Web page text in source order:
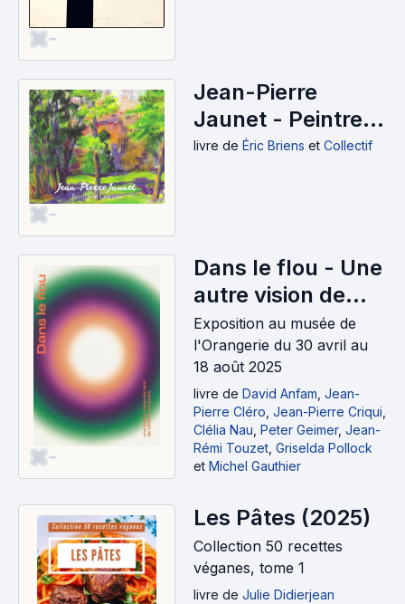
-
-
Jean-Pierre
Jaunet - Peintre
du Cotentin
livre de Éric Briens et Collectif
-
Dans le flou - Une
autre vision de
l'art de 1945 à nos
jours (2025)
Exposition au musée de
l'Orangerie du 30 avril au
18 août 2025
livre de David Anfam Jean-
Pierre Cléro Jean-Pierre Criqui
Clélia Nau Peter Geimer, Jean-
Rémi Touzet Griselda Pollock
et Michel Gauthier
Les Pâtes (2025)
Collection 50 recettes
véganes, tome 1
livre de Julie Didierjean